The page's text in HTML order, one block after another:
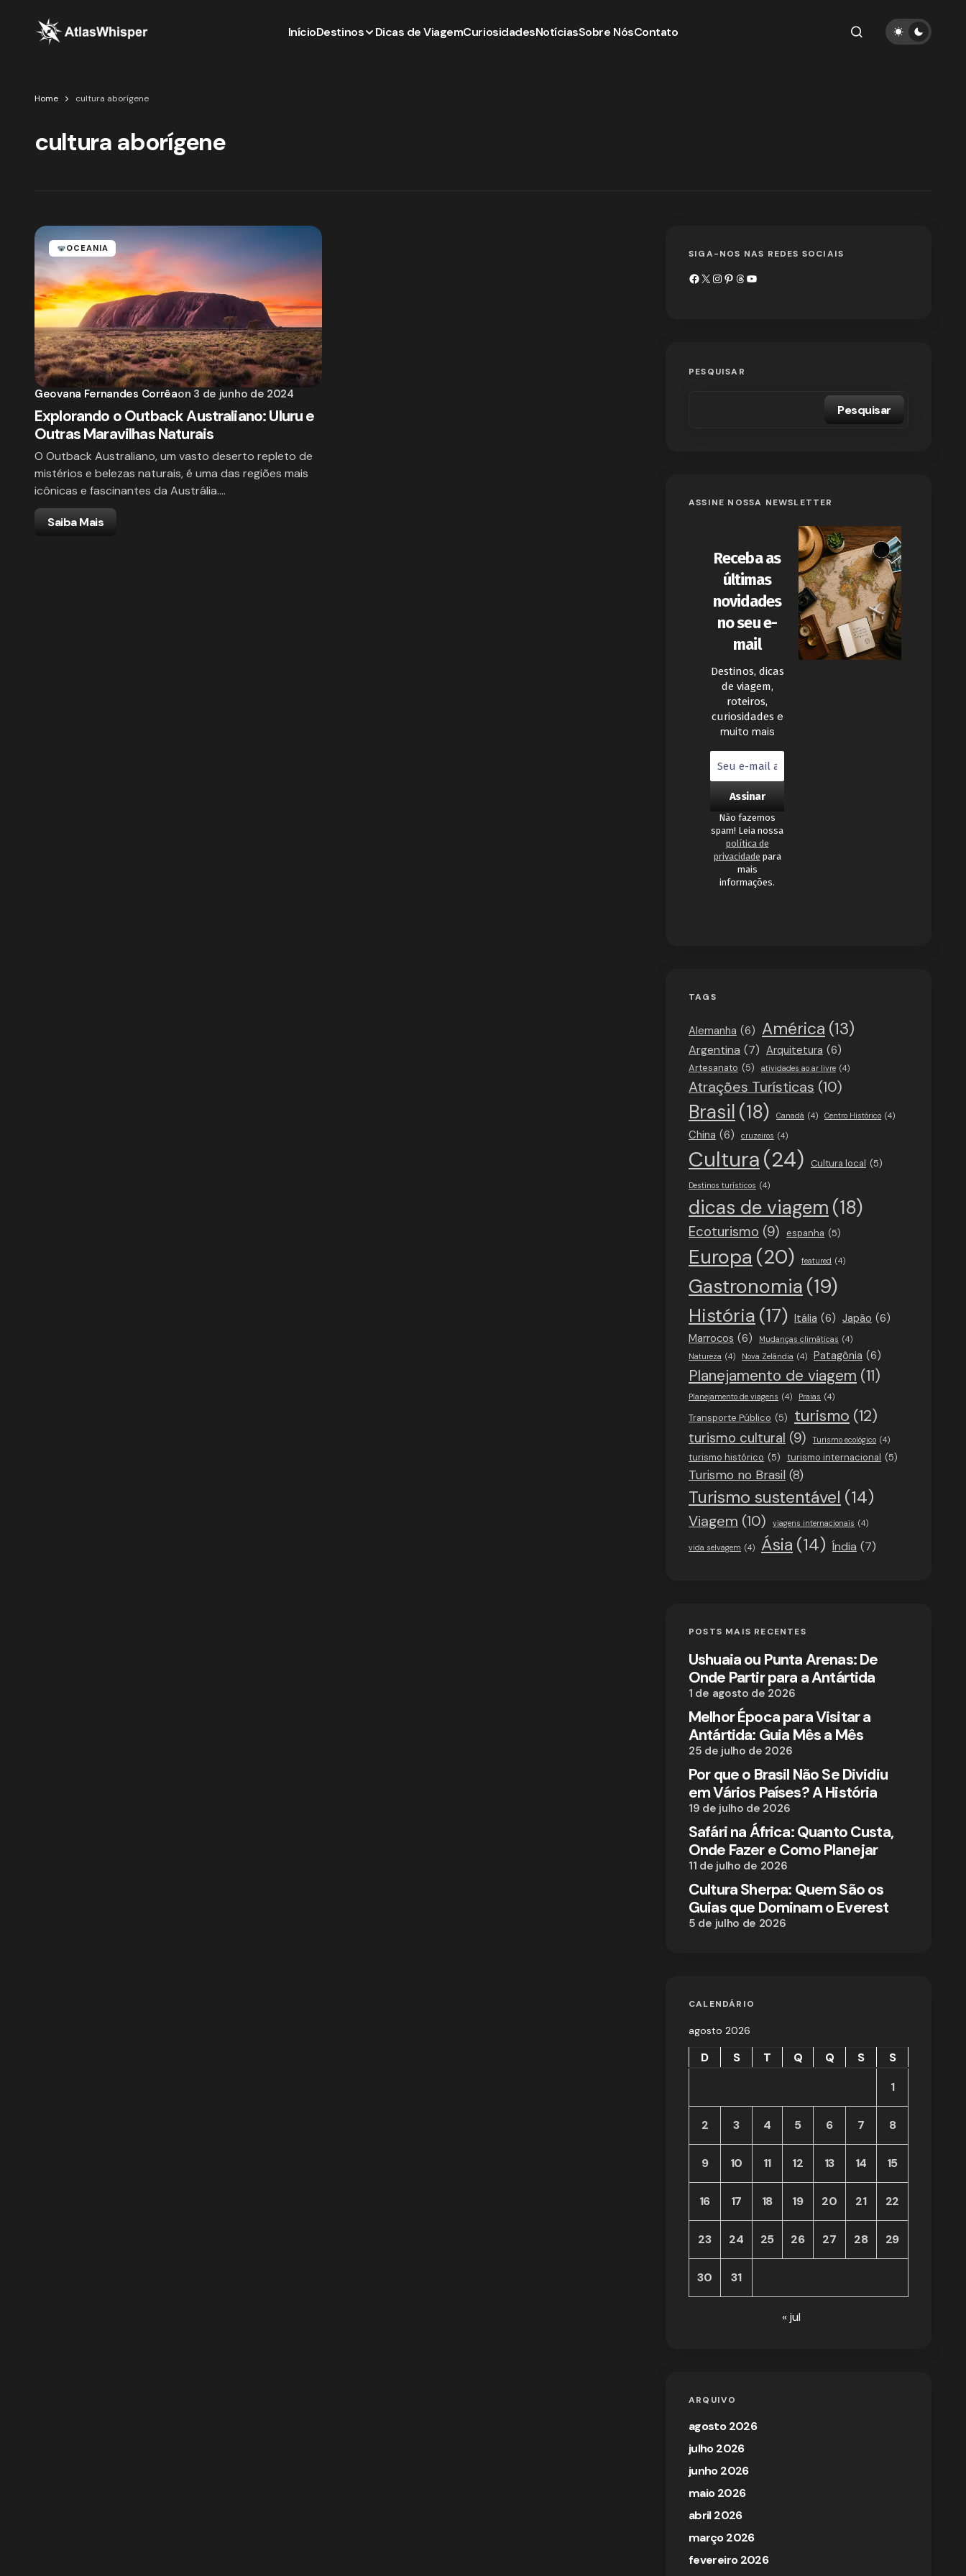
InícioDestinos Dicas de ViagemCuriosidadesNotíciasSobre NósContato
Home cultura aborígene
cultura aborígene
OCEANIA
Geovana Fernandes Corrêaon 3 de junho de 2024
Explorando o Outback Australiano: Uluru e
Outras Maravilhas Naturais
O Outback Australiano, um vasto deserto repleto de
mistérios e belezas naturais, é uma das regiões mais
icônicas e fascinantes da Austrália.…
Saiba Mais
SIGA-NOS NAS REDES SOCIAIS
PESQUISAR
Pesquisar
ASSINE NOSSA NEWSLETTER
Receba as
últimas
novidades
no seu e-
mail
Destinos, dicas
de viagem,
roteiros,
curiosidades e
muito mais
Não fazemos
spam! Leia nossa
política de
privacidade para
mais
informações.
TAGS
Alemanha (6) América (13)
Argentina (7) Arquitetura (6)
Artesanato (5) atividades ao ar livre (4)
Atrações Turísticas (10)
Brasil (18) Canadá (4) Centro Histórico (4)
China (6) cruzeiros (4)
Cultura(24) Cultura local (5)
Destinos turísticos (4)
dicas de viagem (18)
Ecoturismo (9) espanha (5)
Europa (20) featured (4)
Gastronomia (19)
História (17) Itália (6) Japão (6)
Marrocos (6) Mudanças climáticas (4)
Natureza (4) Nova Zelândia (4) Patagônia (6)
Planejamento de viagem (11)
Planejamento de viagens (4) Praias (4)
Transporte Público (5) turismo (12)
turismo cultural (9) Turismo ecológico (4)
turismo histórico (5) turismo internacional (5)
Turismo no Brasil (8)
Turismo sustentável (14)
Viagem (10) viagens internacionais (4)
vida selvagem (4) Ásia (14) Índia (7)
POSTS MAIS RECENTES
Ushuaia ou Punta Arenas: De
Onde Partir para a Antártida
1 de agosto de 2026
Melhor Época para Visitar a
Antártida: Guia Mês a Mês
25 de julho de 2026
Por que o Brasil Não Se Dividiu
em Vários Países? A História
19 de julho de 2026
Safári na África: Quanto Custa,
Onde Fazer e Como Planejar
11 de julho de 2026
Cultura Sherpa: Quem São os
Guias que Dominam o Everest
5 de julho de 2026
CALENDÁRIO
agosto 2026
D S T Q Q S
S
1
2 3 4 5 6 7 8
9 10 11 12 13 14 15
16 17 18 19 20 21 22
23 24 25 26 27 28 29
30 31
« jul
ARQUIVO
agosto 2026
julho 2026
junho 2026
maio 2026
abril 2026
março 2026
fevereiro 2026